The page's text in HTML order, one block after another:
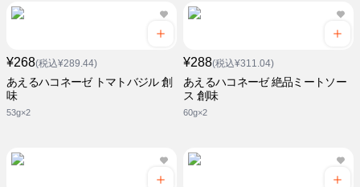
¥268(税込¥289.44)
あえるハコネーゼ トマトバジル 創
味
53g×2
¥288(税込¥311.04)
あえるハコネーゼ 絶品ミートソー
ス 創味
60g×2